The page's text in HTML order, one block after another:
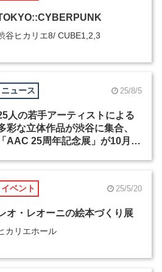
谷ヒカリエ8/ CUBE1,2,3
ニュース 25/8/5
人の若手アーティストによる
彩な立体作品が渋谷に集合、
「AAC 25周年記念展」が10月
イベント 25/5/20
オ・レオーニの絵本づくり展
カリエホール